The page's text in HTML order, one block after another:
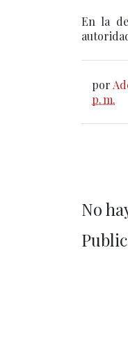
En la
por
p. m.
No